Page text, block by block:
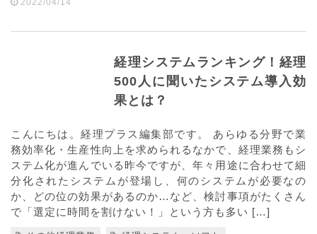
2022/04/14
経理システムランキング！経理
500人に聞いたシステム導入効
果とは？
こんにちは。経理プラス編集部です。 あらゆる分野で業
務効率化・生産性向上を求められるなかで、経理業務もシ
ステム化が進んでいる昨今ですが、年々用途に合わせて細
分化されたシステムが登場し、何のシステムが必要なの
か、どの位の効果があるのか…など、検討事項がたくさん
で「選定に時間を割けない！」という方も多い […]